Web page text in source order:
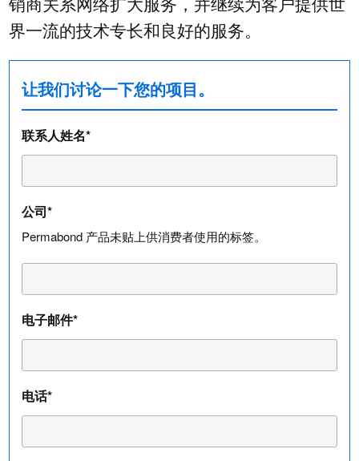
销商关系网络扩大服务，并继续为客户提供世
界一流的技术专长和良好的服务。
让我们讨论一下您的项目。
联系人姓名*
公司*
Permabond 产品未贴上供消费者使用的标签。
电子邮件*
电话*